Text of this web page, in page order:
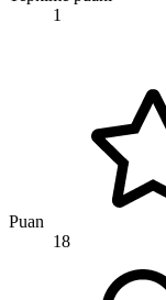
1
Puan
18